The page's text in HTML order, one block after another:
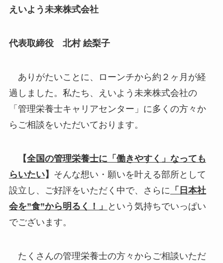
えいよう未来株式会社
代表取締役 北村 絵梨子
ありがたいことに、ローンチから約２ヶ月が経
過しました。私たち、えいよう未来株式会社の
「管理栄養士キャリアセンター」に多くの方々か
らご相談をいただいております。
【全国の管理栄養士に「働きやすく」なっても
らいたい】 そんな想い・願いを叶える部所として
設立し、ご好評をいただく中で、さらに 「日本社
会を”食”から明るく！」
という気持ちでいっぱい
でございます。
たくさんの管理栄養士の方々からご相談いただ